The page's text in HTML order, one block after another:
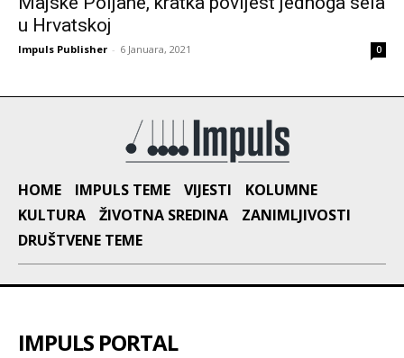
u Hrvatskoj
Impuls Publisher - 6 Januara, 2021 0
HOME IMPULS TEME VIJESTI
KOLUMNE
KULTURA
ŽIVOTNA SREDINA
ZANIMLJIVOSTI
DRUŠTVENE TEME
IMPULS PORTAL